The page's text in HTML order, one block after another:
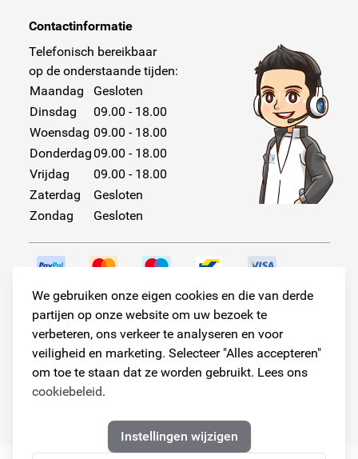
We gebruiken onze eigen cookies en die van derde
partijen op onze website om uw bezoek te
verbeteren, ons verkeer te analyseren en voor
veiligheid en marketing. Selecteer "Alles accepteren"
om toe te staan dat ze worden gebruikt. Lees ons
cookiebeleid.
Instellingen wijzigen
Contactinformatie
Telefonisch bereikbaar
op de onderstaande tijden:
Maandag
Gesloten
Dinsdag
09.00 - 18.00
Woensdag 09.00 - 18.00
Donderdag 09.00 - 18.00
Vrijdag
09.00 - 18.00
Zaterdag
Gesloten
Zondag
Gesloten
Volg ons!